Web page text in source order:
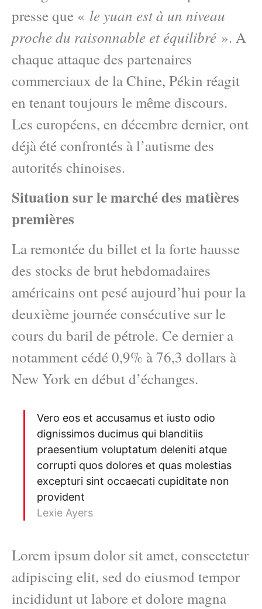
presse que « le yuan est à un niveau
proche du raisonnable et équilibré ». A
chaque attaque des partenaires
commerciaux de la Chine, Pékin réagit
en tenant toujours le même discours.
Les européens, en décembre dernier, ont
déjà été confrontés à l’autisme des
autorités chinoises.
Situation sur le marché des matières
premières
La remontée du billet et la forte hausse
des stocks de brut hebdomadaires
américains ont pesé aujourd’hui pour la
deuxième journée consécutive sur le
cours du baril de pétrole. Ce dernier a
notamment cédé 0,9% à 76,3 dollars à
New York en début d’échanges.
Vero eos et accusamus et iusto odio
dignissimos ducimus qui blanditiis
praesentium voluptatum deleniti atque
corrupti quos dolores et quas molestias
excepturi sint occaecati cupiditate non
provident
Lexie Ayers
Lorem ipsum dolor sit amet, consectetur
adipiscing elit, sed do eiusmod tempor
incididunt ut labore et dolore magna